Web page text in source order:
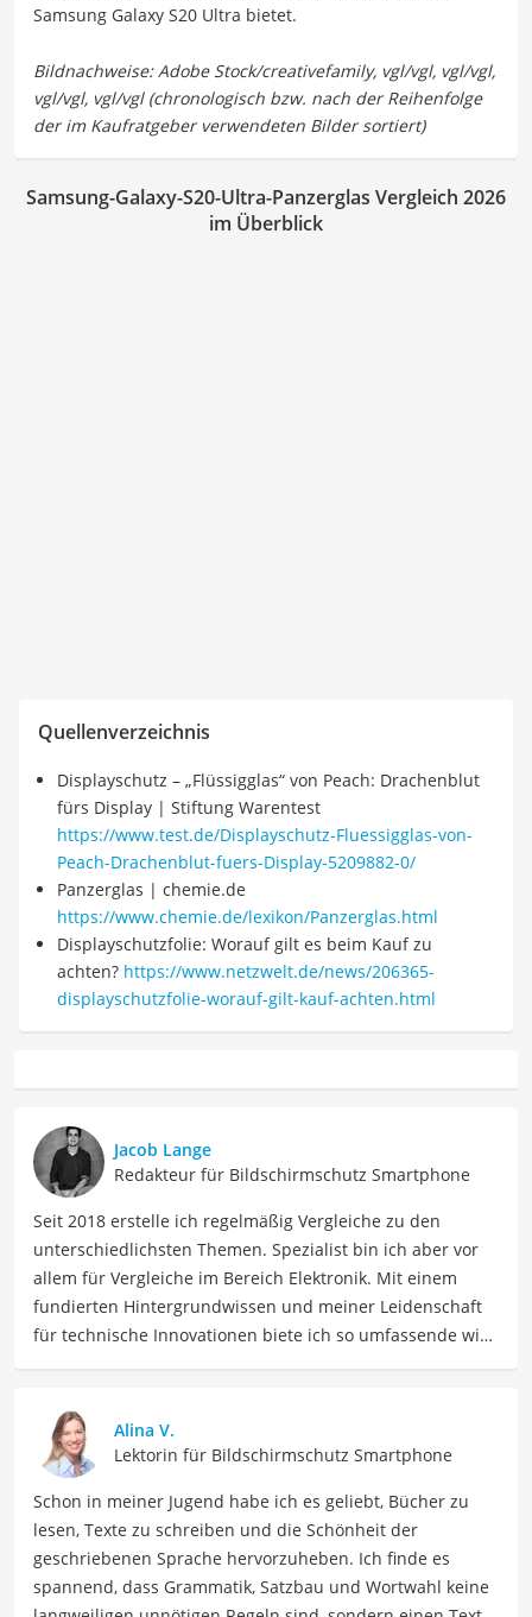
Samsung Galaxy S20 Ultra bietet.
Samsung-Galaxy-S20-Ultra-Panzerglas Vergleich 2026
im Überblick
Quellenverzeichnis
Displayschutz – „Flüssigglas“ von Peach: Drachenblut
fürs Display | Stiftung Warentest
https://www.test.de/Displayschutz-Fluessigglas-von-
Peach-Drachenblut-fuers-Display-5209882-0/
Panzerglas | chemie.de
https://www.chemie.de/lexikon/Panzerglas.html
Displayschutzfolie: Worauf gilt es beim Kauf zu
achten? https://www.netzwelt.de/news/206365-
displayschutzfolie-worauf-gilt-kauf-achten.html
Jacob Lange
Redakteur für Bildschirmschutz Smartphone
Seit 2018 erstelle ich regelmäßig Vergleiche zu den
unterschiedlichsten Themen. Spezialist bin ich aber vor
allem für Vergleiche im Bereich Elektronik. Mit einem
fundierten Hintergrundwissen und meiner Leidenschaft
für technische Innovationen biete ich so umfassende wie
detaillierte Produktvergleiche, Kaufberatungen und
technische Analysen, um Verbrauchern dabei zu helfen,
sowohl informierte Entscheidungen zu treffen als auch
die besten elektronischen Lösungen für ihre Bedürfnisse
zu finden.
Der Samsung-Galaxy-S20-Ultra-Panzerglas-Vergleich ist
aus unserer Sicht besonders empfehlenswert für
Alina V.
Lektorin für Bildschirmschutz Smartphone
Schon in meiner Jugend habe ich es geliebt, Bücher zu
lesen, Texte zu schreiben und die Schönheit der
geschriebenen Sprache hervorzuheben. Ich finde es
spannend, dass Grammatik, Satzbau und Wortwahl keine